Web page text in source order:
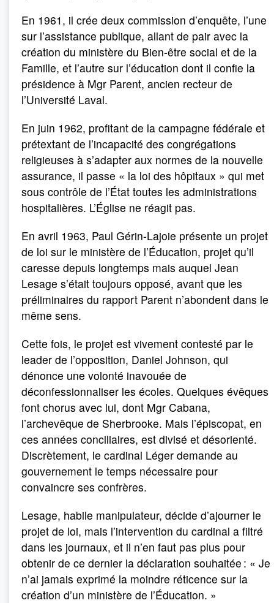
En 1961, il crée deux commission d’enquête, l’une
sur l’assistance publique, allant de pair avec la
création du ministère du Bien-être social et de la
Famille, et l’autre sur l’éducation dont il confie la
présidence à Mgr Parent, ancien recteur de
l’Université Laval.
En juin 1962, profitant de la campagne fédérale et
prétextant de l’incapacité des congrégations
religieuses à s’adapter aux normes de la nouvelle
assurance, il passe « la loi des hôpitaux » qui met
sous contrôle de l’État toutes les administrations
hospitalières. L’Église ne réagit pas.
En avril 1963, Paul Gérin-Lajoie présente un projet
de loi sur le ministère de l’Éducation, projet qu’il
caresse depuis longtemps mais auquel Jean
Lesage s’était toujours opposé, avant que les
préliminaires du rapport Parent n’abondent dans le
même sens.
Cette fois, le projet est vivement contesté par le
leader de l’opposition, Daniel Johnson, qui
dénonce une volonté inavouée de
déconfessionnaliser les écoles. Quelques évêques
font chorus avec lui, dont Mgr Cabana,
l’archevêque de Sherbrooke. Mais l’épiscopat, en
ces années conciliaires, est divisé et désorienté.
Discrètement, le cardinal Léger demande au
gouvernement le temps nécessaire pour
convaincre ses confrères.
Lesage, habile manipulateur, décide d’ajourner le
projet de loi, mais l’intervention du cardinal a filtré
dans les journaux, et il n’en faut pas plus pour
obtenir de ce dernier la déclaration souhaitée : « Je
n’ai jamais exprimé la moindre réticence sur la
création d’un ministère de l’Éducation. »